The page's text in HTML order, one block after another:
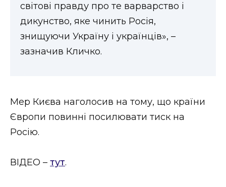
світові правду про те варварство і
дикунство, яке чинить Росія,
знищуючи Україну і українців», –
зазначив Кличко.
Мер Києва наголосив на тому, що країни
Європи повинні посилювати тиск на
Росію.
ВІДЕО – тут.